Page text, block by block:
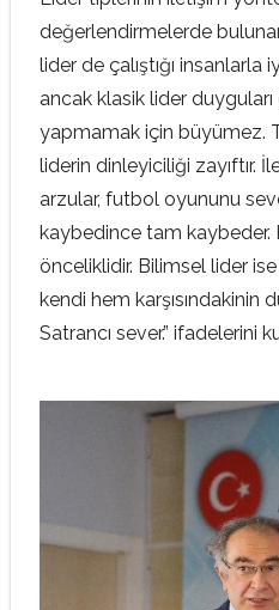
değerlendirmelerde
lider de çalıştığı insanlarla
ancak klasik lider
yapmamak için büyümez.
liderin dinleyiciliği zayıftır.
arzular, futbol oyununu
kaybedince tam kaybeder.
önceliklidir. Bilimsel lider
kendi hem karşısındakinin
Satrancı sever.” ifadelerini